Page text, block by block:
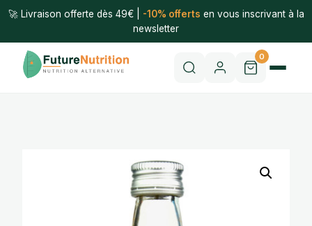
🚀 Livraison offerte dès 49€ | -10% offerts en vous inscrivant à la
newsletter
0